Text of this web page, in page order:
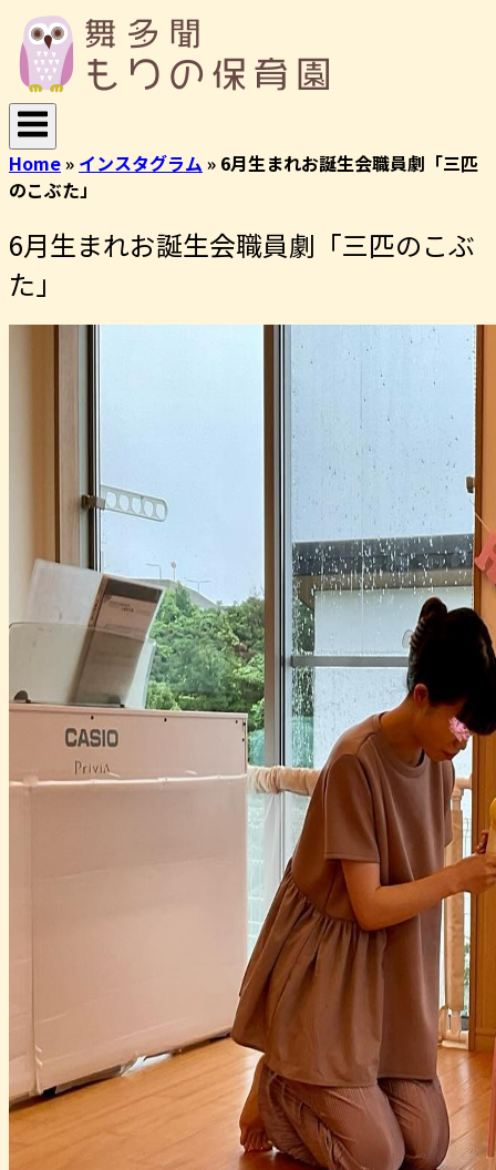
ン
テ
ン
ツ
へ
ス
キ
ッ
プ
ー
ム
Home» インスタグラム » 6月生まれお誕生会職員劇「三匹
のこぶた」
6月生まれお誕生会職員劇「三匹のこぶ
た」